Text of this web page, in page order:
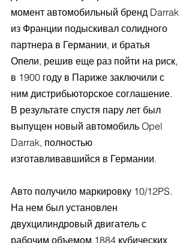
момент автомобильный бренд Darrak
из Франции подыскивал солидного
партнера в Германии, и братья
Опели, решив еще раз пойти на риск,
в 1900 году в Париже заключили с
ним дистрибьюторское соглашение.
В результате спустя пару лет был
выпущен новый автомобиль Opel
Darrak, полностью
изготавливавшийся в Германии.
Авто получило маркировку 10/12PS.
На нем был установлен
двухцилиндровый двигатель с
рабочим объемом 1884 кубических